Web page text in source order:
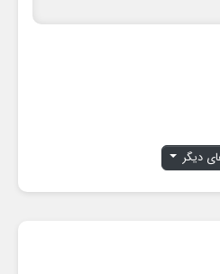
دیگر